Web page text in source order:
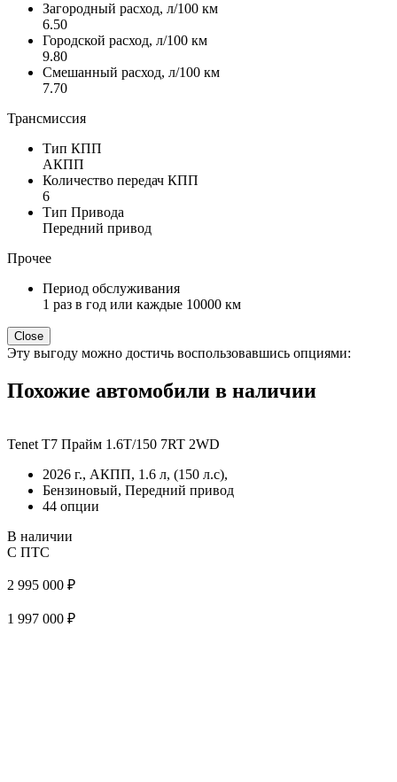
Загородный расход, л/100 км
6.50
Городской расход, л/100 км
9.80
Смешанный расход, л/100 км
7.70
Трансмиссия
Тип КПП
АКПП
Количество передач КПП
6
Тип Привода
Передний привод
Прочее
Период обслуживания
1 раз в год или каждые 10000 км
Close
Эту выгоду можно достичь воспользовавшись опциями:
Похожие автомобили в наличии
Tenet T7 Прайм 1.6T/150 7RT 2WD
2026 г., АКПП, 1.6 л, (150 л.с),
Бензиновый, Передний привод
44 опции
В наличии
С ПТС
2 995 000 ₽
1 997 000 ₽